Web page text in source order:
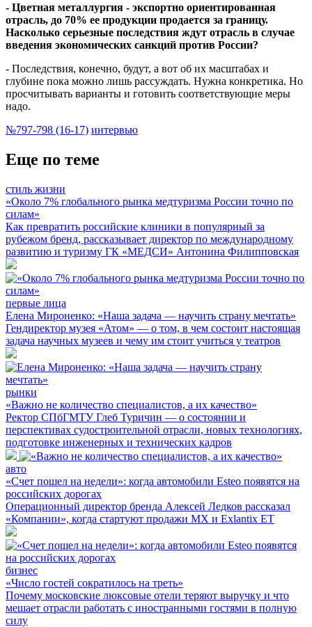
- Цветная металлургия - экспортно ориентированная
отрасль, до 70% ее продукции продается за границу.
Насколько серьезные последствия ждут отрасль в случае
введения экономических санкций против России?
- Последствия, конечно, будут, а вот об их масштабах и
глубине пока можно лишь рассуждать. Нужна конкретика. Но
просчитывать варианты и готовить соответствующие меры
надо.
№797-798 (16-17) интервью
Еще по теме
стиль жизни
«Около 7% глобального рынка медтуризма России точно по
силам»
Как превратить российские клиники в популярный за
рубежом бренд, рассказывает директор по международному
развитию и туризму ГК «МЕДСИ» Антонина Филипповская
первые лица
Елена Мироненко: «Наша задача — научить страну мечтать»
Гендиректор музея «Атом» — о том, в чем состоит настоящая
задача научных музеев и чему им стоит учиться у театров
рынки
«Важно не количество специалистов, а их качество»
Ректор СПбГМТУ Глеб Туричин — о состоянии и
перспективах судостроительной отрасли, новых технологиях,
подготовке инженерных и технических кадров
авто
«Счет пошел на недели»: когда автомобили Esteo появятся на
российских дорогах
Операционный директор бренда Алексей Ледков рассказал
«Компании», когда стартуют продажи MX и Exlantix ET
бизнес
«Число гостей сократилось на треть»
Почему московские люксовые отели теряют выручку и что
мешает отрасли работать с иностранными гостями в полную
силу